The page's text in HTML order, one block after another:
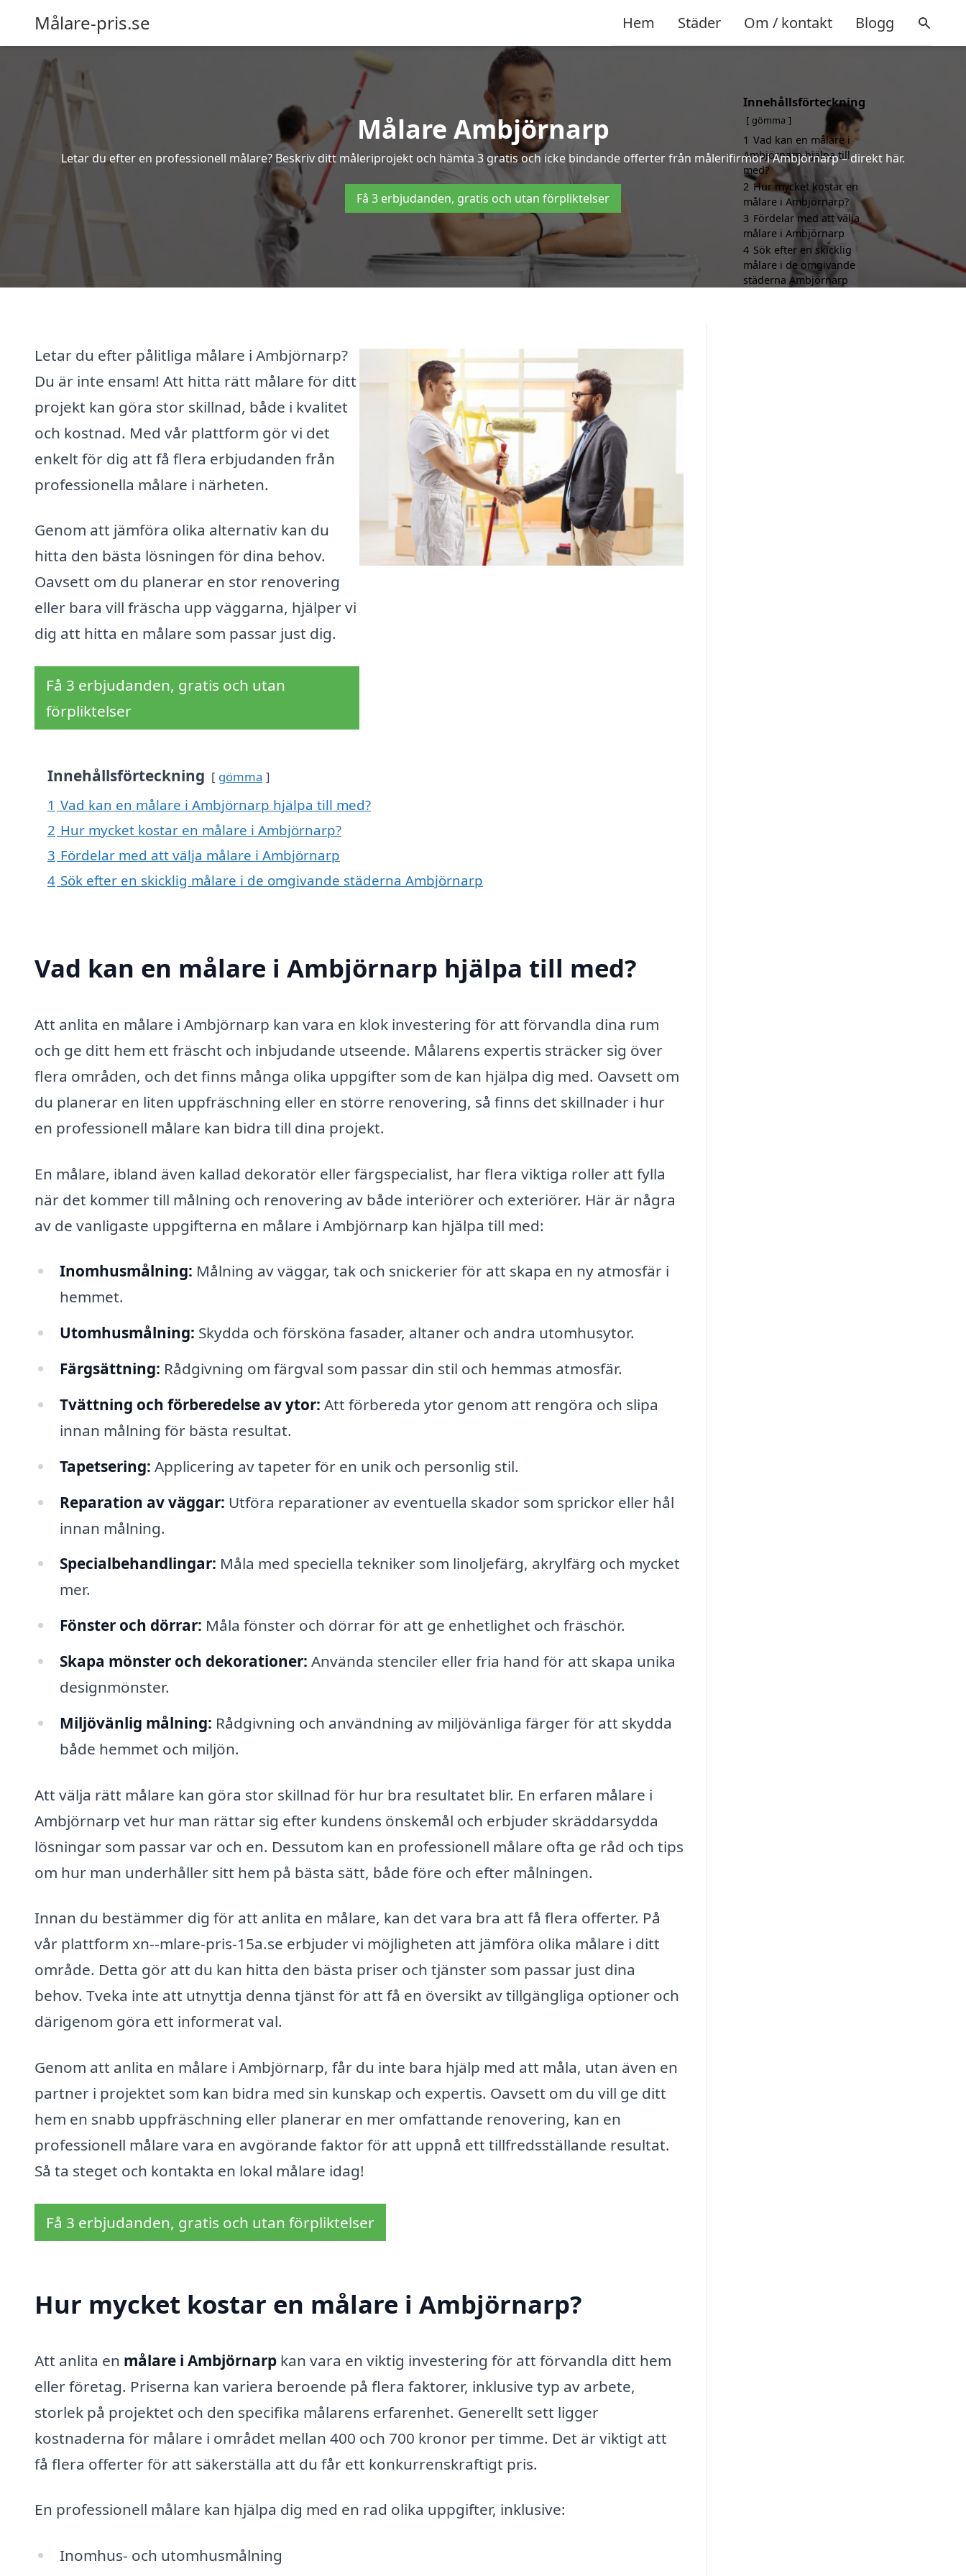
Målare-pris.se Hem Städer Om / kontakt Blogg
Målare Ambjörnarp
Letar du efter en professionell målare? Beskriv ditt måleriprojekt och hämta 3 gratis och icke bindande offerter från målerifirmor i Ambjörnarp – direkt här.
Få 3 erbjudanden, gratis och utan förpliktelser
Letar du efter pålitliga målare i Ambjörnarp?
Du är inte ensam! Att hitta rätt målare för ditt
projekt kan göra stor skillnad, både i kvalitet
och kostnad. Med vår plattform gör vi det
enkelt för dig att få flera erbjudanden från
professionella målare i närheten.
Genom att jämföra olika alternativ kan du
hitta den bästa lösningen för dina behov.
Oavsett om du planerar en stor renovering
eller bara vill fräscha upp väggarna, hjälper vi
dig att hitta en målare som passar just dig.
Få 3 erbjudanden, gratis och utan
förpliktelser
Innehållsförteckning gömma
1 Vad kan en målare i Ambjörnarp hjälpa till med?
2 Hur mycket kostar en målare i Ambjörnarp?
3 Fördelar med att välja målare i Ambjörnarp
4 Sök efter en skicklig målare i de omgivande städerna Ambjörnarp
Vad kan en målare i Ambjörnarp hjälpa till med?
Att anlita en målare i Ambjörnarp kan vara en klok investering för att förvandla dina rum
och ge ditt hem ett fräscht och inbjudande utseende. Målarens expertis sträcker sig över
flera områden, och det finns många olika uppgifter som de kan hjälpa dig med. Oavsett om
du planerar en liten uppfräschning eller en större renovering, så finns det skillnader i hur
en professionell målare kan bidra till dina projekt.
En målare, ibland även kallad dekoratör eller färgspecialist, har flera viktiga roller att fylla
när det kommer till målning och renovering av både interiörer och exteriörer. Här är några
av de vanligaste uppgifterna en målare i Ambjörnarp kan hjälpa till med:
Inomhusmålning: Målning av väggar, tak och snickerier för att skapa en ny atmosfär i
hemmet.
Utomhusmålning: Skydda och försköna fasader, altaner och andra utomhusytor.
Färgsättning: Rådgivning om färgval som passar din stil och hemmas atmosfär.
Tvättning och förberedelse av ytor: Att förbereda ytor genom att rengöra och slipa
innan målning för bästa resultat.
Tapetsering: Applicering av tapeter för en unik och personlig stil.
Reparation av väggar: Utföra reparationer av eventuella skador som sprickor eller hål
innan målning.
Specialbehandlingar: Måla med speciella tekniker som linoljefärg, akrylfärg och mycket
mer.
Fönster och dörrar: Måla fönster och dörrar för att ge enhetlighet och fräschör.
Skapa mönster och dekorationer: Använda stenciler eller fria hand för att skapa unika
designmönster.
Miljövänlig målning: Rådgivning och användning av miljövänliga färger för att skydda
både hemmet och miljön.
Att välja rätt målare kan göra stor skillnad för hur bra resultatet blir. En erfaren målare i
Ambjörnarp vet hur man rättar sig efter kundens önskemål och erbjuder skräddarsydda
lösningar som passar var och en. Dessutom kan en professionell målare ofta ge råd och tips
om hur man underhåller sitt hem på bästa sätt, både före och efter målningen.
Innan du bestämmer dig för att anlita en målare, kan det vara bra att få flera offerter. På
vår plattform xn--mlare-pris-15a.se erbjuder vi möjligheten att jämföra olika målare i ditt
område. Detta gör att du kan hitta den bästa priser och tjänster som passar just dina
behov. Tveka inte att utnyttja denna tjänst för att få en översikt av tillgängliga optioner och
därigenom göra ett informerat val.
Genom att anlita en målare i Ambjörnarp, får du inte bara hjälp med att måla, utan även en
partner i projektet som kan bidra med sin kunskap och expertis. Oavsett om du vill ge ditt
hem en snabb uppfräschning eller planerar en mer omfattande renovering, kan en
professionell målare vara en avgörande faktor för att uppnå ett tillfredsställande resultat.
Så ta steget och kontakta en lokal målare idag!
Få 3 erbjudanden, gratis och utan förpliktelser
Hur mycket kostar en målare i Ambjörnarp?
Att anlita en målare i Ambjörnarp kan vara en viktig investering för att förvandla ditt hem
eller företag. Priserna kan variera beroende på flera faktorer, inklusive typ av arbete,
storlek på projektet och den specifika målarens erfarenhet. Generellt sett ligger
kostnaderna för målare i området mellan 400 och 700 kronor per timme. Det är viktigt att
få flera offerter för att säkerställa att du får ett konkurrenskraftigt pris.
En professionell målare kan hjälpa dig med en rad olika uppgifter, inklusive:
Inomhus- och utomhusmålning
Innehållsförteckning
gömma
1 Vad kan en målare i
Ambjörnarp hjälpa till
med?
2 Hur mycket kostar en
målare i Ambjörnarp?
3 Fördelar med att välja
målare i Ambjörnarp
4 Sök efter en skicklig
målare i de omgivande
städerna Ambjörnarp